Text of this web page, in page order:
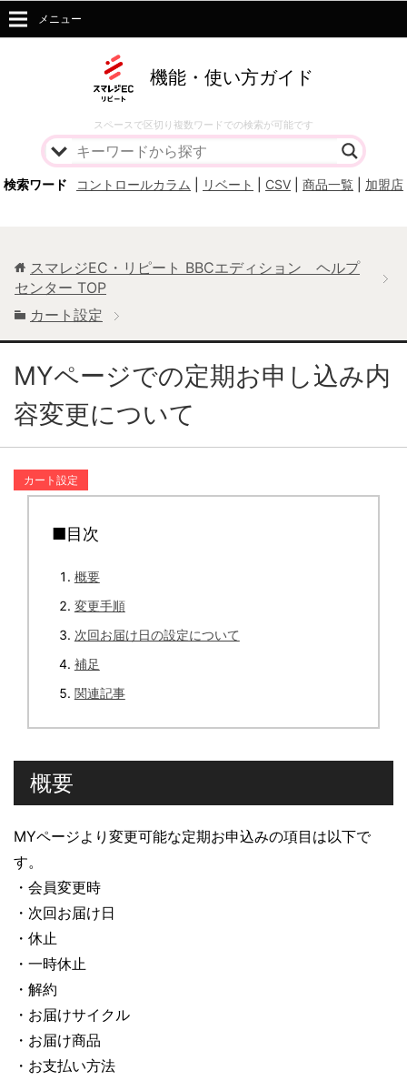
機能・使い方ガイド
スペースで区切り複数ワードでの検索が可能です
検索ワード コントロールカラム リベート CSV 商品一覧 加盟店
メニュー
スマレジEC・リピート BBCエディション ヘルプ
センター TOP
カート設定
MYページでの定期お申し込み内
容変更について
カート設定
■目次
概要
変更手順
次回お届け日の設定について
補足
関連記事
概要
MYページより変更可能な定期お申込みの項目は以下で
す。
・会員変更時
・次回お届け日
・休止
・一時休止
・解約
・お届けサイクル
・お届け商品
・お支払い方法